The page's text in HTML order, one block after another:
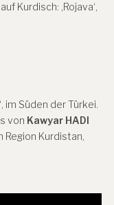
Kurdisch: ‚Rojava‘,
im Süden der Türkei.
von Kawyar HADI
Region Kurdistan,